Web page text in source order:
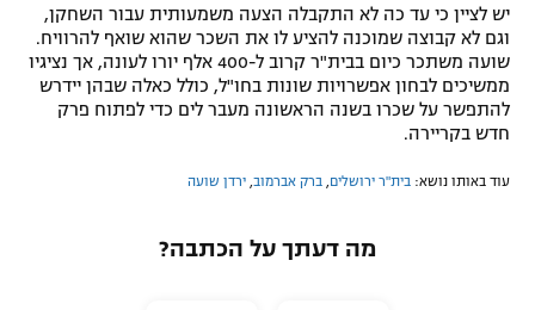
יש לציין כי עד כה לא התקבלה הצעה משמעותית עבור השחקן,
וגם לא קבוצה שמוכנה להציע לו את השכר שהוא שואף להרוויח.
שועה משתכר כיום בבית"ר קרוב ל-400 אלף יורו לעונה, אך נציגיו
ממשיכים לבחון אפשרויות שונות בחו"ל, כולל כאלה שבהן יידרש
להתפשר על שכרו בשנה הראשונה מעבר לים כדי לפתוח פרק
חדש בקריירה.
עוד באותו נושא: בית"ר ירושלים, ברק אברמוב, ירדן שועה
מה דעתך על הכתבה?